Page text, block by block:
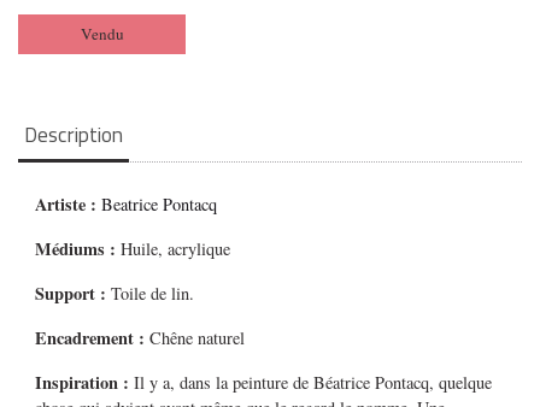
Vendu
Description
Artiste :Beatrice Pontacq
Médiums :Huile, acrylique
Support : Toile de lin.
Encadrement : Chêne naturel
Inspiration :Il y a, dans la peinture de Béatrice Pontacq, quelque